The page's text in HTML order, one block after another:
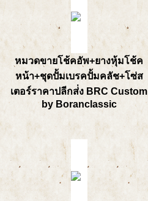
หมวดขายโช้คอัพ+ยางหุ้มโช้ค
หน้า+ชุดปั้มเบรคปั้มคลัช+โซ่ส
เตอร์ราคาปลีกส่่ง BRC Custom
by Boranclassic